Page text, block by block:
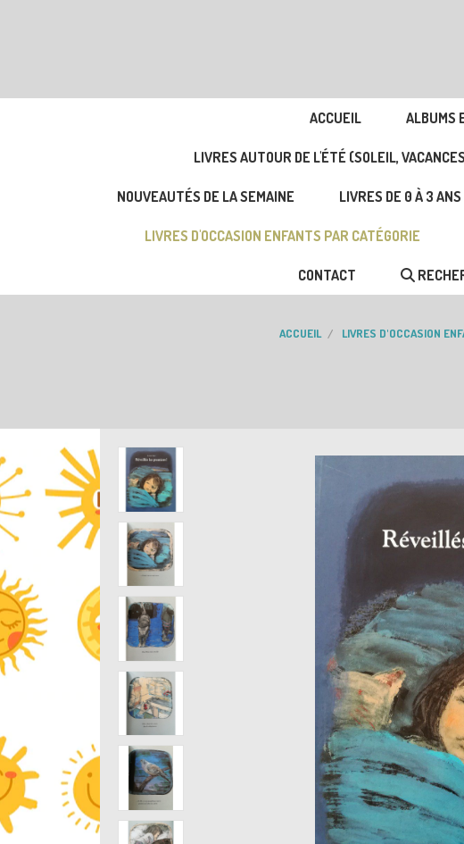
ACCUEIL ALBUMS
LIVRES AUTOUR DE L'ÉTÉ (SOLEIL,
NOUVEAUTÉS DE LA SEMAINE LIVRES DE 0 À 3 ANS
LIVRES D'OCCASION ENFANTS PAR CATÉGORIE
CONTACT
ACCUEIL LIVRES D'OCCASION